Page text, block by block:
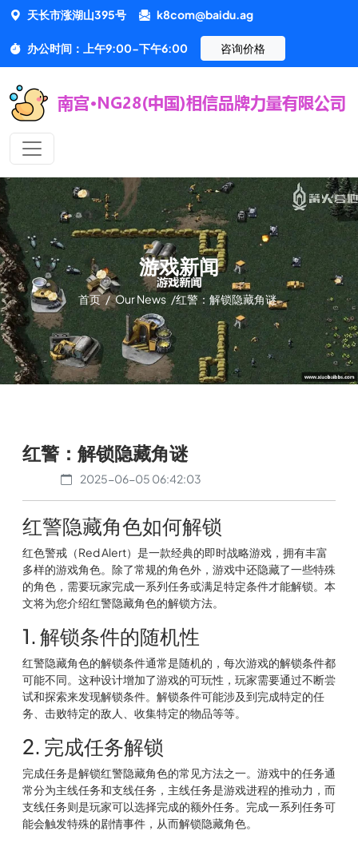
天长市涨湖山395号 k8com@baidu.ag
办公时间：上午9:00-下午6:00 咨询价格
游戏新闻
首页 / Our News /红警：解锁隐藏角谜
红警：解锁隐藏角谜
2025-06-05 06:42:03
红警隐藏角色如何解锁
红色警戒（Red Alert）是一款经典的即时战略游戏，拥有丰富
多样的游戏角色。除了常规的角色外，游戏中还隐藏了一些特殊
的角色，需要玩家完成一系列任务或满足特定条件才能解锁。本
文将为您介绍红警隐藏角色的解锁方法。
1. 解锁条件的随机性
红警隐藏角色的解锁条件通常是随机的，每次游戏的解锁条件都
可能不同。这种设计增加了游戏的可玩性，玩家需要通过不断尝
试和探索来发现解锁条件。解锁条件可能涉及到完成特定的任
务、击败特定的敌人、收集特定的物品等等。
2. 完成任务解锁
完成任务是解锁红警隐藏角色的常见方法之一。游戏中的任务通
常分为主线任务和支线任务，主线任务是游戏进程的推动力，而
支线任务则是玩家可以选择完成的额外任务。完成一系列任务可
能会触发特殊的剧情事件，从而解锁隐藏角色。